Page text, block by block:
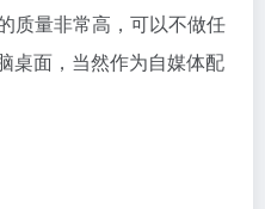
质量非常高，可以不做任
桌面，当然作为自媒体配